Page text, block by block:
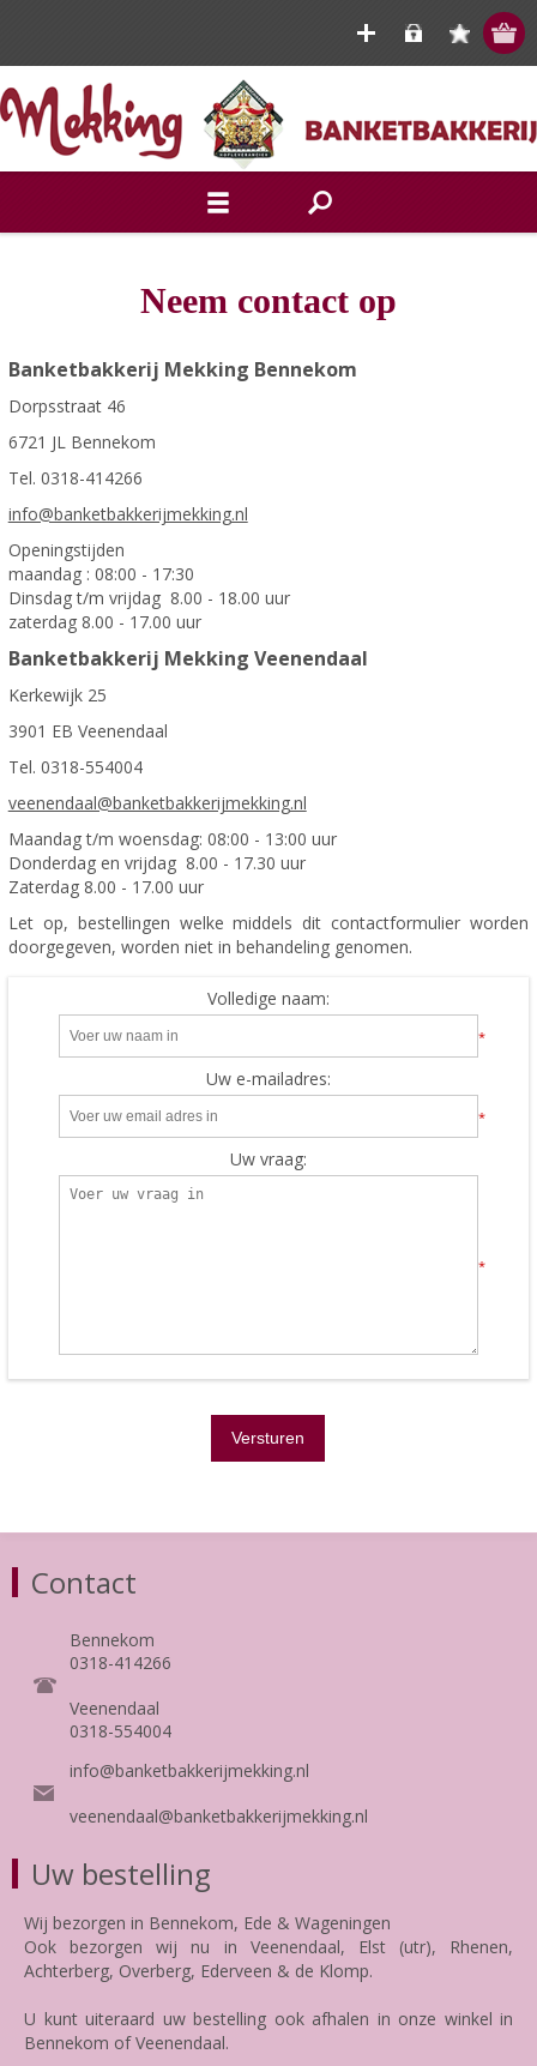
Neem contact op
Banketbakkerij Mekking Bennekom
Dorpsstraat 46
6721 JL Bennekom
Tel. 0318-414266
info@banketbakkerijmekking.nl
Openingstijden
maandag : 08:00 - 17:30
Dinsdag t/m vrijdag 8.00 - 18.00 uur
zaterdag 8.00 - 17.00 uur
Banketbakkerij Mekking Veenendaal
Kerkewijk 25
3901 EB Veenendaal
Tel. 0318-554004
veenendaal@banketbakkerijmekking.nl
Maandag t/m woensdag: 08:00 - 13:00 uur
Donderdag en vrijdag 8.00 - 17.30 uur
Zaterdag 8.00 - 17.00 uur
Let op, bestellingen welke middels dit contactformulier worden
doorgegeven, worden niet in behandeling genomen.
Volledige naam:
*
Uw e-mailadres:
*
Uw vraag:
*
Contact
Bennekom
0318-414266
Veenendaal
0318-554004
info@banketbakkerijmekking.nl
veenendaal@banketbakkerijmekking.nl
Uw bestelling
Wij bezorgen in Bennekom, Ede & Wageningen
Ook bezorgen wij nu in Veenendaal, Elst (utr), Rhenen,
Achterberg, Overberg, Ederveen & de Klomp.
U kunt uiteraard uw bestelling ook afhalen in onze winkel in
Bennekom of Veenendaal.